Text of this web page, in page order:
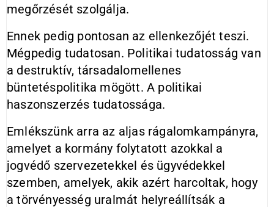
megőrzését szolgálja.
Ennek pedig pontosan az ellenkezőjét teszi.
Mégpedig tudatosan. Politikai tudatosság van
a destruktív, társadalomellenes
büntetéspolitika mögött. A politikai
haszonszerzés tudatossága.
Emlékszünk arra az aljas rágalomkampányra,
amelyet a kormány folytatott azokkal a
jogvédő szervezetekkel és ügyvédekkel
szemben, amelyek, akik azért harcoltak, hogy
a törvényesség uralmát helyreállítsák a